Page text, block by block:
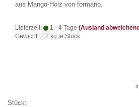
aus Mango-Holz von formano.
Lieferzeit: 1 - 4 Tage (Ausland
Gewicht: 1,2 kg je Stück
Stück: